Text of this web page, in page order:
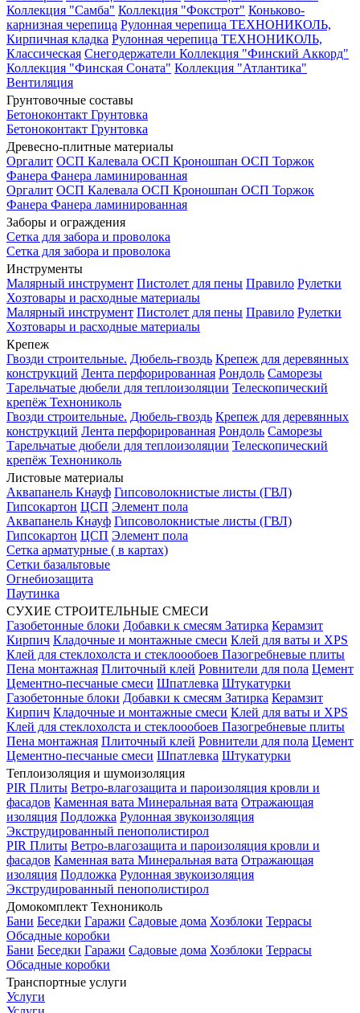
Коллекция "Самба" Коллекция "Фокстрот" Коньково-
карнизная черепица Рулонная черепица ТЕХНОНИКОЛЬ,
Кирпичная кладка Рулонная черепица ТЕХНОНИКОЛЬ,
Классическая Снегодержатели Коллекция "Финский Аккорд"
Коллекция "Финская Соната" Коллекция "Атлантика"
Вентиляция
Грунтовочные составы
Бетоноконтакт Грунтовка
Бетоноконтакт Грунтовка
Древесно-плитные материалы
Оргалит ОСП Калевала ОСП Кроношпан ОСП Торжок
Фанера Фанера ламинированная
Оргалит ОСП Калевала ОСП Кроношпан ОСП Торжок
Фанера Фанера ламинированная
Заборы и ограждения
Сетка для забора и проволока
Сетка для забора и проволока
Инструменты
Малярный инструмент Пистолет для пены Правило Рулетки
Хозтовары и расходные материалы
Малярный инструмент Пистолет для пены Правило Рулетки
Хозтовары и расходные материалы
Крепеж
Гвозди строительные. Дюбель-гвоздь Крепеж для деревянных
конструкций Лента перфорированная Рондоль Саморезы
Тарельчатые дюбели для теплоизоляции Телескопический
крепёж Технониколь
Гвозди строительные. Дюбель-гвоздь Крепеж для деревянных
конструкций Лента перфорированная Рондоль Саморезы
Тарельчатые дюбели для теплоизоляции Телескопический
крепёж Технониколь
Листовые материалы
Аквапанель Кнауф Гипсоволокнистые листы (ГВЛ)
Гипсокартон ЦСП Элемент пола
Аквапанель Кнауф Гипсоволокнистые листы (ГВЛ)
Гипсокартон ЦСП Элемент пола
Сетка арматурные ( в картах)
Сетки базальтовые
Огнебиозащита
Паутинка
СУХИЕ СТРОИТЕЛЬНЫЕ СМЕСИ
Газобетонные блоки Добавки к смесям Затирка Керамзит
Кирпич Кладочные и монтажные смеси Клей для ваты и XPS
Клей для стеклохолста и стеклоообоев Пазогребневые плиты
Пена монтажная Плиточный клей Ровнители для пола Цемент
Цементно-песчаные смеси Шпатлевка Штукатурки
Газобетонные блоки Добавки к смесям Затирка Керамзит
Кирпич Кладочные и монтажные смеси Клей для ваты и XPS
Клей для стеклохолста и стеклоообоев Пазогребневые плиты
Пена монтажная Плиточный клей Ровнители для пола Цемент
Цементно-песчаные смеси Шпатлевка Штукатурки
Теплоизоляция и шумоизоляция
PIR Плиты Ветро-влагозащита и пароизоляция кровли и
фасадов Каменная вата Минеральная вата Отражающая
изоляция Подложка Рулонная звукоизоляция
Экструдированный пенополистирол
PIR Плиты Ветро-влагозащита и пароизоляция кровли и
фасадов Каменная вата Минеральная вата Отражающая
изоляция Подложка Рулонная звукоизоляция
Экструдированный пенополистирол
Домокомплект Технониколь
Бани Беседки Гаражи Садовые дома Хозблоки Террасы
Обсадные коробки
Бани Беседки Гаражи Садовые дома Хозблоки Террасы
Обсадные коробки
Транспортные услуги
Услуги